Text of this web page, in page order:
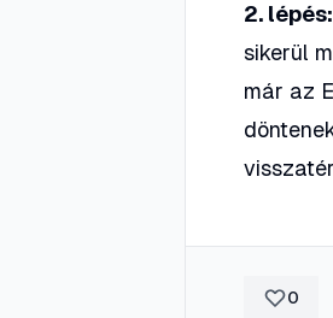
2.
sikerül
már az
0